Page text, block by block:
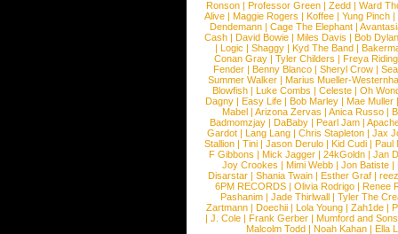
Ronson |Professor Green |Zedd |Ward
Alive |Maggie Rogers |Koffee |Yung Pinch |
Dendemann |Cage The Elephant |
Cash | David Bowie | Miles Davis | Bob Dylan
|Logic |Shaggy |Kyd The Band |
Conan Gray |Tyler Childers |Freya
Fender |Benny Blanco |Sheryl Crow |
Summer Walker |Marius Mueller-
Blowfish | Luke Combs | Celeste | Oh
Dagny |Easy Life |Bob Marley |Mae Muller
Mabel |Arizona Zervas |Anica Russo |
Badmomzjay |DaBaby |Pearl Jam |
Gardot | Lang Lang | Chris Stapleton | Jax
Stallion |Tini |Jason Derulo |Kid Cudi |Paul
F Gibbons | Mick Jagger | 24kGoldn | Jan
Joy Crookes | Mimi Webb | Jon Batiste |
Disarstar | Shania Twain | Esther Graf |
6PM RECORDS | Olivia Rodrigo | Renee
Pashanim |Jade Thirlwall |Tyler The
Zartmann | Doechii | Lola Young | Zah1de |
| J. Cole | Frank Gerber | Mumford and Sons
Malcolm Todd | Noah Kahan | Ella